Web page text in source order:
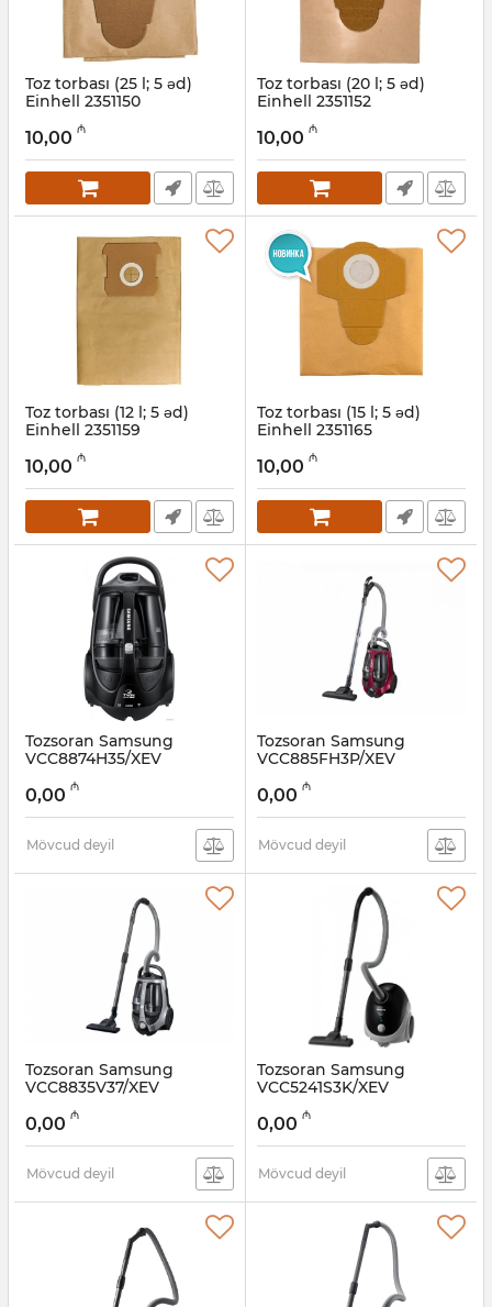
Toz torbası (25 l; 5 əd)
Einhell 2351150
12018055
10,00 ₼
Toz torbası (20 l; 5 əd)
Einhell 2351152
12018205
10,00 ₼
Toz torbası (12 l; 5 əd)
Einhell 2351159
12018206
10,00 ₼
Toz torbası (15 l; 5 əd)
Einhell 2351165
12018207
10,00 ₼
Tozsoran Samsung
VCC8874H35/XEV
005038547
0,00 ₼
Mövcud deyil
Tozsoran Samsung
VCC885FH3P/XEV
005038546
0,00 ₼
Mövcud deyil
Tozsoran Samsung
VCC8835V37/XEV
005038545
0,00 ₼
Mövcud deyil
Tozsoran Samsung
VCC5241S3K/XEV
005038544
0,00 ₼
Mövcud deyil